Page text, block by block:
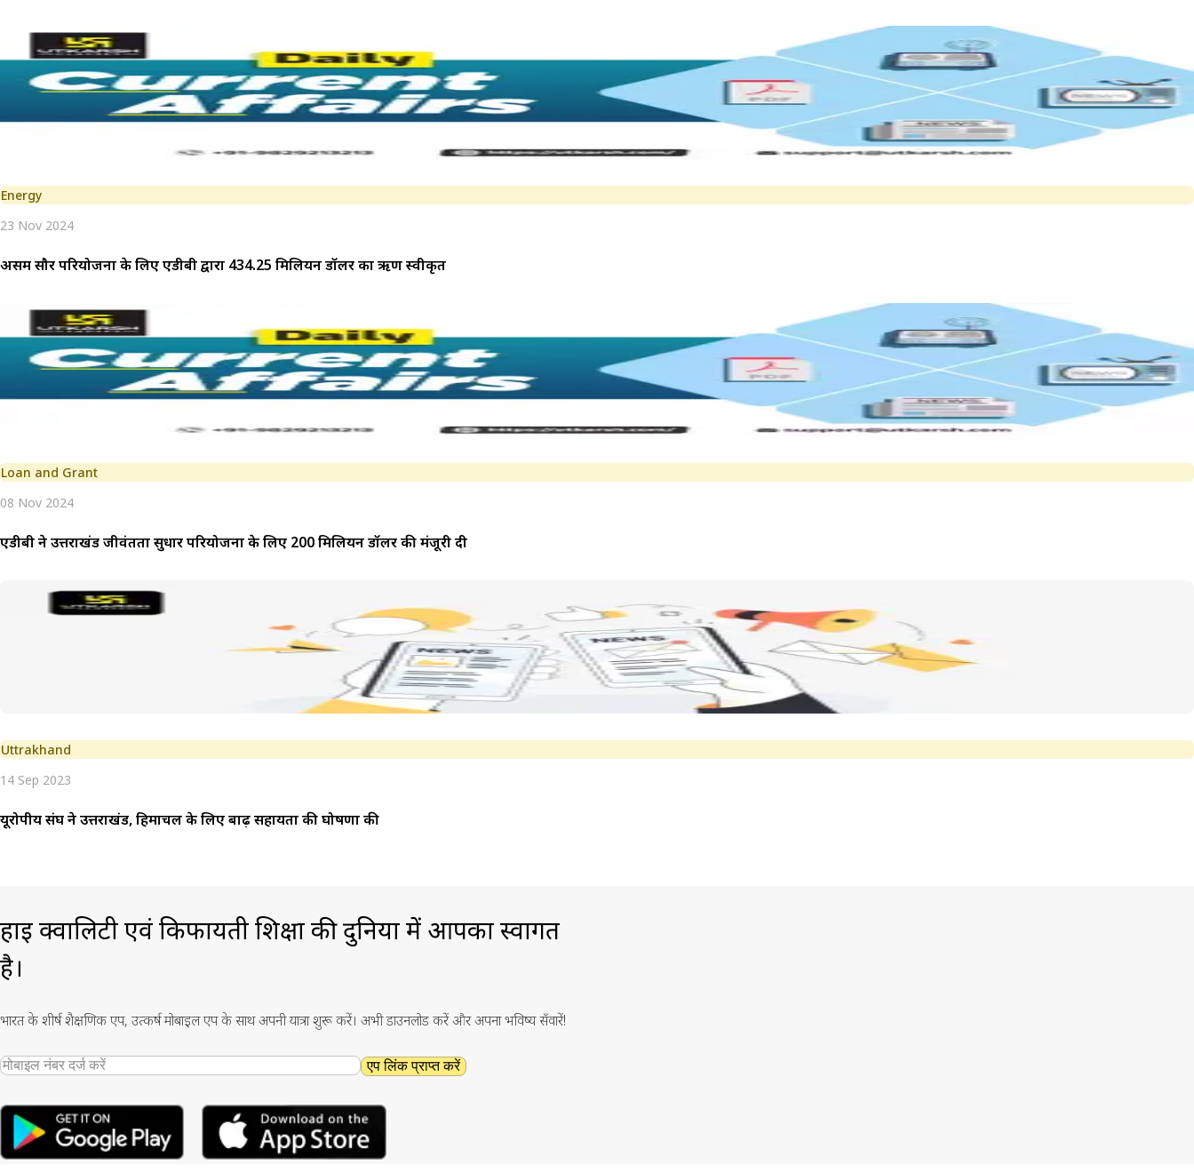
Energy
23 Nov 2024
असम सौर परियोजना के लिए एडीबी द्वारा 434.25 मिलियन डॉलर का ऋण स्वीकृत
Loan and Grant
08 Nov 2024
एडीबी ने उत्तराखंड जीवंतता सुधार परियोजना के लिए 200 मिलियन डॉलर की मंजूरी दी
Uttrakhand
14 Sep 2023
यूरोपीय संघ ने उत्तराखंड, हिमाचल के लिए बाढ़ सहायता की घोषणा की
हाई क्वालिटी एवं किफायती शिक्षा की दुनिया में आपका स्वागत
है।
भारत के शीर्ष शैक्षणिक एप, उत्कर्ष मोबाइल एप के साथ अपनी यात्रा शुरू करें। अभी डाउनलोड करें और अपना भविष्य सँवारें!
एप लिंक प्राप्त करें